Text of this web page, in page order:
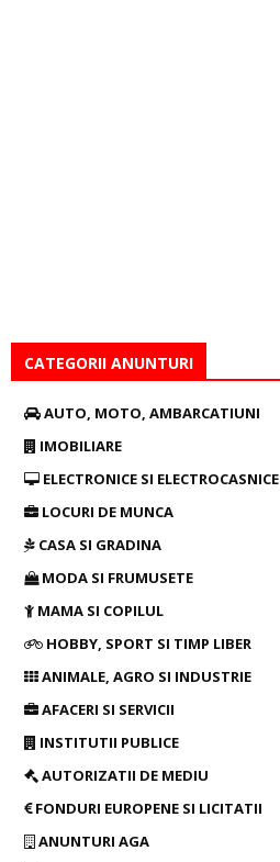
CATEGORII ANUNTURI
AUTO, MOTO, AMBARCATIUNI
IMOBILIARE
ELECTRONICE SI ELECTROCASNICE
LOCURI DE MUNCA
CASA SI GRADINA
MODA SI FRUMUSETE
MAMA SI COPILUL
HOBBY, SPORT SI TIMP LIBER
ANIMALE, AGRO SI INDUSTRIE
AFACERI SI SERVICII
INSTITUTII PUBLICE
AUTORIZATII DE MEDIU
FONDURI EUROPENE SI LICITATII
ANUNTURI AGA